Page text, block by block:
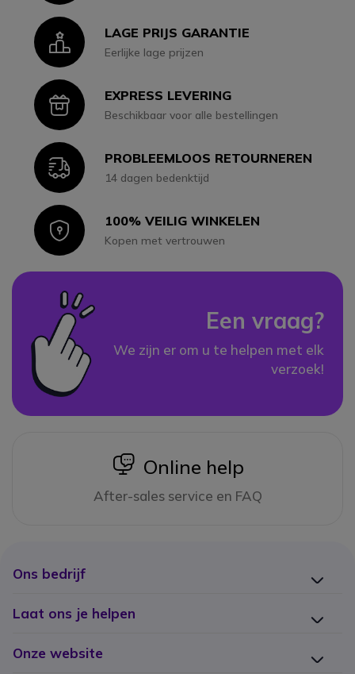
IconLAGE PRIJS GARANTIE
Eerlijke lage prijzen
IconEXPRESS LEVERING
Beschikbaar voor alle bestellingen
IconPROBLEEMLOOS RETOURNEREN
14 dagen bedenktijd
Icon100% VEILIG WINKELEN
Kopen met vertrouwen
Een vraag?
We zijn er om u te helpen met elk
verzoek!
icon
Online help
After-sales service en FAQ
Ons bedrijf
Laat ons je helpen
Onze website